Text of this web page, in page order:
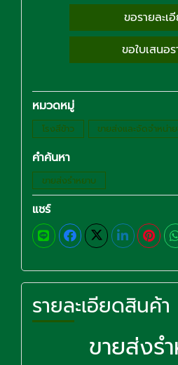
ขอรายละเ
ขอใบเสนอร
หมวดหมู่
โรงสีข้าว ขายส่งและจัดจำหน่าย
คำค้นหา
ขายส่งรำหยาบ
แชร์
รายละเอียดสินค้า
ขายส่งร